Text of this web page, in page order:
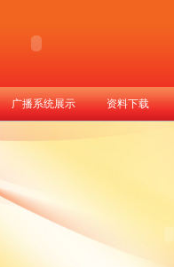
广播系统展示 资料下载